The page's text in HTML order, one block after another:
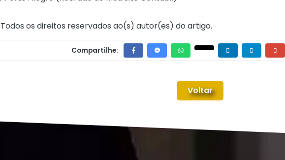
Todos os direitos reservados ao(s) autor(es) do artigo.
Compartilhe:
Voltar